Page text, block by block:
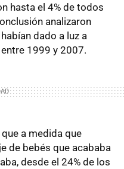
hasta el 4% de todos
analizaron
dado a luz a
1999 y 2007.
a medida que
de bebés que acababa
desde el 24% de los